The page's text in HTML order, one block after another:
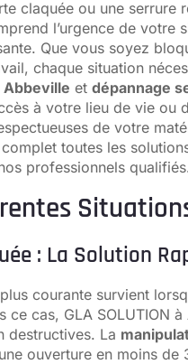
claquée ou une serrure
l’urgence de
Que vous soyez
chaque situation
et dépannage
à votre lieu de vie ou
de votre
toutes les
professionnels
: La Solution
courante survient
ce cas, GLA SOLUTION
destructives. La
ouverture en moins